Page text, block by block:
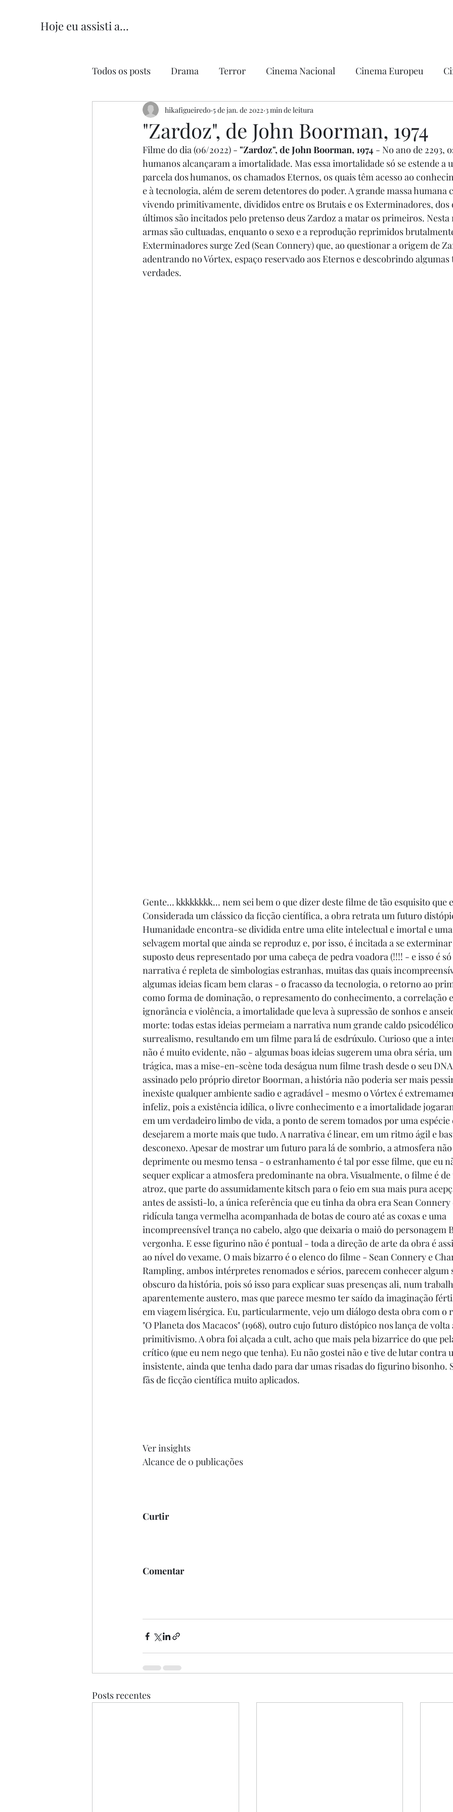
Hoje eu assisti a...
Todos os posts Drama Terror Cinema Nacional Cinema Europeu
Comédia Comédia Romântica Ficção
"Zardoz", de John Boorman, 1974
hikafigueiredo 5 de jan. de 2022 3 min de leitura
Filme do dia (06/2022) - "Zardoz", de John Boorman, 1974 - No ano de 2293,
humanos alcançaram a imortalidade. Mas essa imortalidade só se estende a
parcela dos humanos, os chamados Eternos, os quais têm acesso ao
e à tecnologia, além de serem detentores do poder. A grande massa
vivendo primitivamente, divididos entre os Brutais e os Exterminadores, dos
últimos são incitados pelo pretenso deus Zardoz a matar os primeiros.
armas são cultuadas, enquanto o sexo e a reprodução reprimidos
Exterminadores surge Zed (Sean Connery) que, ao questionar a origem de
adentrando no Vórtex, espaço reservado aos Eternos e descobrindo
verdades.
Gente... kkkkkkkk... nem sei bem o que dizer deste filme de tão esquisito que
Considerada um clássico da ficção científica, a obra retrata um futuro
Humanidade encontra-se dividida entre uma elite intelectual e imortal e
selvagem mortal que ainda se reproduz e, por isso, é incitada a se
suposto deus representado por uma cabeça de pedra voadora (!!!! - e isso é
narrativa é repleta de simbologias estranhas, muitas das quais
algumas ideias ficam bem claras - o fracasso da tecnologia, o retorno ao
como forma de dominação, o represamento do conhecimento, a correlação
ignorância e violência, a imortalidade que leva à supressão de sonhos e
morte: todas estas ideias permeiam a narrativa num grande caldo
surrealismo, resultando em um filme para lá de esdrúxulo. Curioso que a
não é muito evidente, não - algumas boas ideias sugerem uma obra séria,
trágica, mas a mise-en-scène toda deságua num filme trash desde o seu
assinado pelo próprio diretor Boorman, a história não poderia ser mais
inexiste qualquer ambiente sadio e agradável - mesmo o Vórtex é
infeliz, pois a existência idílica, o livre conhecimento e a imortalidade
em um verdadeiro limbo de vida, a ponto de serem tomados por uma
desejarem a morte mais que tudo. A narrativa é linear, em um ritmo ágil e
desconexo. Apesar de mostrar um futuro para lá de sombrio, a atmosfera
deprimente ou mesmo tensa - o estranhamento é tal por esse filme, que eu
sequer explicar a atmosfera predominante na obra. Visualmente, o filme é
atroz, que parte do assumidamente kitsch para o feio em sua mais pura
antes de assisti-lo, a única referência que eu tinha da obra era Sean
ridícula tanga vermelha acompanhada de botas de couro até as coxas e uma
incompreensível trança no cabelo, algo que deixaria o maiô do personagem
vergonha. E esse figurino não é pontual - toda a direção de arte da obra é
ao nível do vexame. O mais bizarro é o elenco do filme - Sean Connery e
Rampling, ambos intérpretes renomados e sérios, parecem conhecer algum
obscuro da história, pois só isso para explicar suas presenças ali, num
aparentemente austero, mas que parece mesmo ter saído da imaginação
em viagem lisérgica. Eu, particularmente, vejo um diálogo desta obra com
"O Planeta dos Macacos" (1968), outro cujo futuro distópico nos lança de
primitivismo. A obra foi alçada a cult, acho que mais pela bizarrice do que
crítico (que eu nem nego que tenha). Eu não gostei não e tive de lutar contra
insistente, ainda que tenha dado para dar umas risadas do figurino bisonho.
fãs de ficção científica muito aplicados.
Ver insights
Alcance de 0 publicações
Curtir
Comentar
Posts recentes